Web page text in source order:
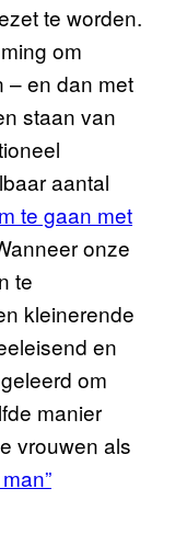
te worden.
om
– en dan met
staan van
aantal
te gaan met
onze
te
kleinerende
en
om
manier
vrouwen als